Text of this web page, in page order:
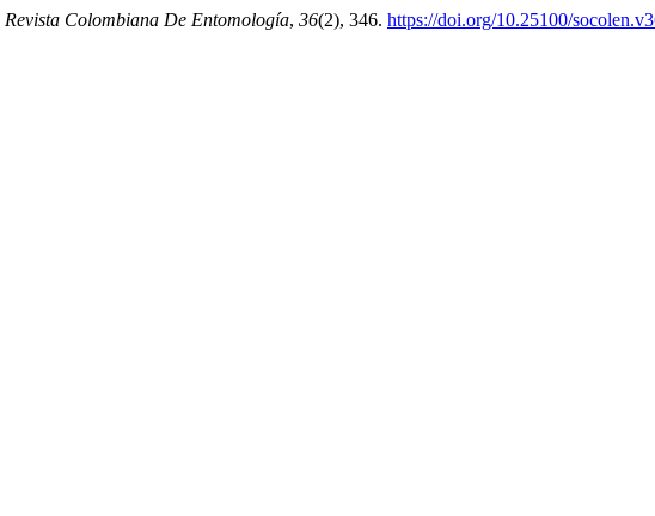
Revista Colombiana De Entomología, 36(2), 346. https://doi.org/10.25100/